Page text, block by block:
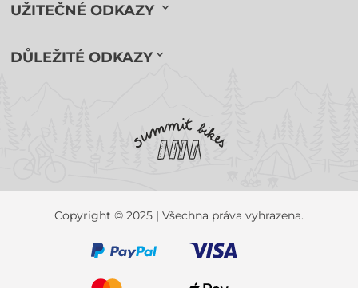
UŽITEČNÉ ODKAZY
DŮLEŽITÉ ODKAZY
Copyright © 2025 | Všechna práva vyhrazena.